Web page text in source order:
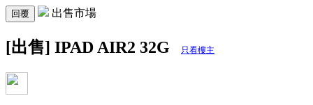
回覆 出售市場
[出售] IPAD AIR2 32G 只看樓主